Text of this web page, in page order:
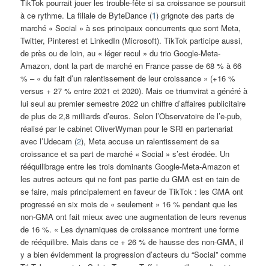
TikTok pourrait jouer les trouble-fête si sa croissance se poursuit
à ce rythme. La filiale de ByteDance (1) grignote des parts de
marché « Social » à ses principaux concurrents que sont Meta,
Twitter, Pinterest et LinkedIn (Microsoft). TikTok participe aussi,
de près ou de loin, au « léger recul » du trio Google-Meta-
Amazon, dont la part de marché en France passe de 68 % à 66
% – « du fait d’un ralentissement de leur croissance » (+16 %
versus + 27 % entre 2021 et 2020). Mais ce triumvirat a généré à
lui seul au premier semestre 2022 un chiffre d’affaires publicitaire
de plus de 2,8 milliards d’euros. Selon l’Observatoire de l’e-pub,
réalisé par le cabinet OliverWyman pour le SRI en partenariat
avec l’Udecam (2), Meta accuse un ralentissement de sa
croissance et sa part de marché « Social » s’est érodée. Un
rééquilibrage entre les trois dominants Google-Meta-Amazon et
les autres acteurs qui ne font pas partie du GMA est en tain de
se faire, mais principalement en faveur de TikTok : les GMA ont
progressé en six mois de « seulement » 16 % pendant que les
non-GMA ont fait mieux avec une augmentation de leurs revenus
de 16 %. « Les dynamiques de croissance montrent une forme
de rééquilibre. Mais dans ce + 26 % de hausse des non-GMA, il
y a bien évidemment la progression d’acteurs du “Social” comme